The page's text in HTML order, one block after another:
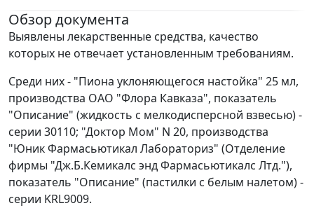
Обзор документа
Выявлены лекарственные средства, качество
которых не отвечает установленным требованиям.
Среди них - "Пиона уклоняющегося настойка" 25 мл,
производства ОАО "Флора Кавказа", показатель
"Описание" (жидкость с мелкодисперсной взвесью) -
серии 30110; "Доктор Мом" N 20, производства
"Юник Фармасьютикал Лабораториз" (Отделение
фирмы "Дж.Б.Кемикалс энд Фармасьютикалс Лтд."),
показатель "Описание" (пастилки с белым налетом) -
серии KRL9009.